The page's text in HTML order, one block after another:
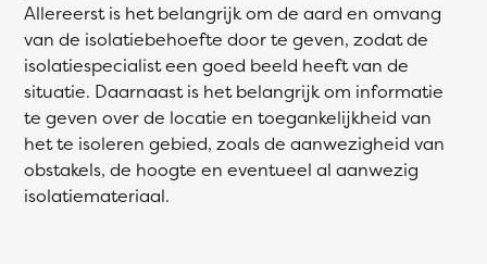
Allereerst is het belangrijk om de aard en omvang
van de isolatiebehoefte door te geven, zodat de
isolatiespecialist een goed beeld heeft van de
situatie. Daarnaast is het belangrijk om informatie
te geven over de locatie en toegankelijkheid van
het te isoleren gebied, zoals de aanwezigheid van
obstakels, de hoogte en eventueel al aanwezig
isolatiemateriaal.